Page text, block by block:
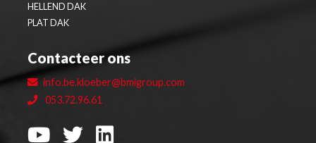
HELLEND DAK
PLAT DAK
Contacteer ons
info.be.kloeber@bmigroup.com
053.72.96.61